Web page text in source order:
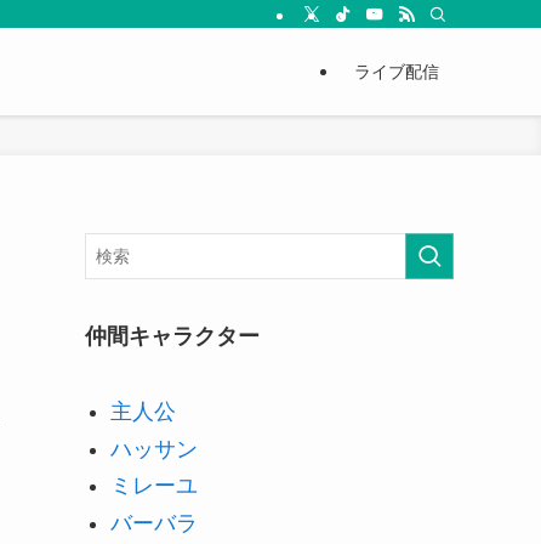
ライブ配信
仲間キャラクター
主人公
ハッサン
ミレーユ
バーバラ